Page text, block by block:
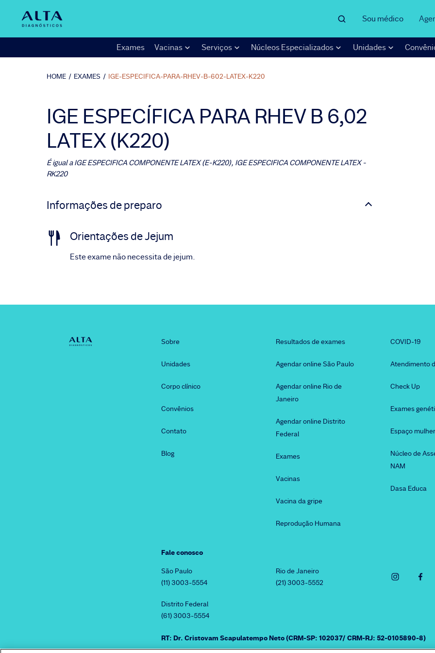
Sou médico
Exames Vacinas Serviços Núcleos Especializados Unidades
HOME / EXAMES / IGE-ESPECIFICA-PARA-RHEV-B-602-LATEX-K220
IGE ESPECÍFICA PARA RHEV B 6,02
LATEX (K220)
É igual a IGE ESPECIFICA COMPONENTE LATEX (E-K220), IGE ESPECIFICA COMPONENTE LATEX -
RK220
Informações de preparo
Orientações de Jejum
Este exame não necessita de jejum.
Sobre
Unidades
Corpo clínico
Convênios
Contato
Blog
Resultados de exames
Agendar online São Paulo
Agendar online Rio de
Janeiro
Agendar online Distrito
Federal
Exames
Vacinas
Vacina da gripe
Reprodução Humana
COVID-19
Atendimento
Check Up
Exames
Espaço mulher
Núcleo de
NAM
Dasa Educa
Fale conosco
São Paulo
(11) 3003-5554
Rio de Janeiro
(21) 3003-5552
Distrito Federal
(61) 3003-5554
RT: Dr. Cristovam Scapulatempo Neto (CRM-SP: 102037/ CRM-RJ: 52-0105890-8)